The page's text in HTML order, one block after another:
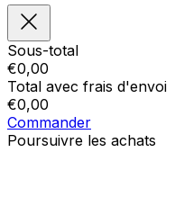
Sous-total
€0,00
Total avec frais d'envoi
€0,00
Commander
Poursuivre les achats